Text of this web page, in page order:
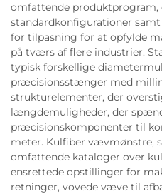
omfattende produktprogram,
standardkonfigurationer
for tilpasning for at opfylde
på tværs af flere industrier.
typisk forskellige
præcisionsstænger med
strukturelementer, der
længdemuligheder, der
præcisionskomponenter til
meter. Kulfiber vævmønstre,
omfattende kataloger over
ensrettede opstillinger for
retninger, vovede væve til